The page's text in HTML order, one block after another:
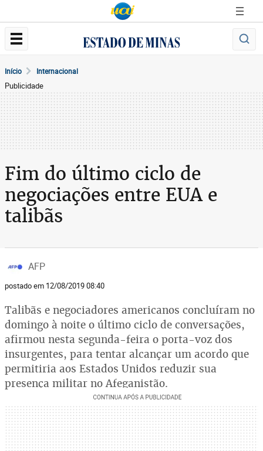
Início Internacional
Publicidade
Fim do último ciclo de
negociações entre EUA e
talibãs
AFP
postado em 12/08/2019 08:40
Talibãs e negociadores americanos concluíram no
domingo à noite o último ciclo de conversações,
afirmou nesta segunda-feira o porta-voz dos
insurgentes, para tentar alcançar um acordo que
permitiria aos Estados Unidos reduzir sua
presença militar no Afeganistão.